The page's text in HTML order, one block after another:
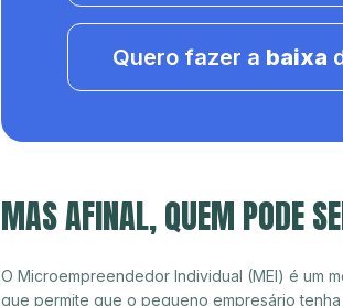
Quero fazer a baixa
MAS AFINAL, QUEM PODE
O Microempreendedor Individual (MEI) é um
que permite que o pequeno empresário tenha